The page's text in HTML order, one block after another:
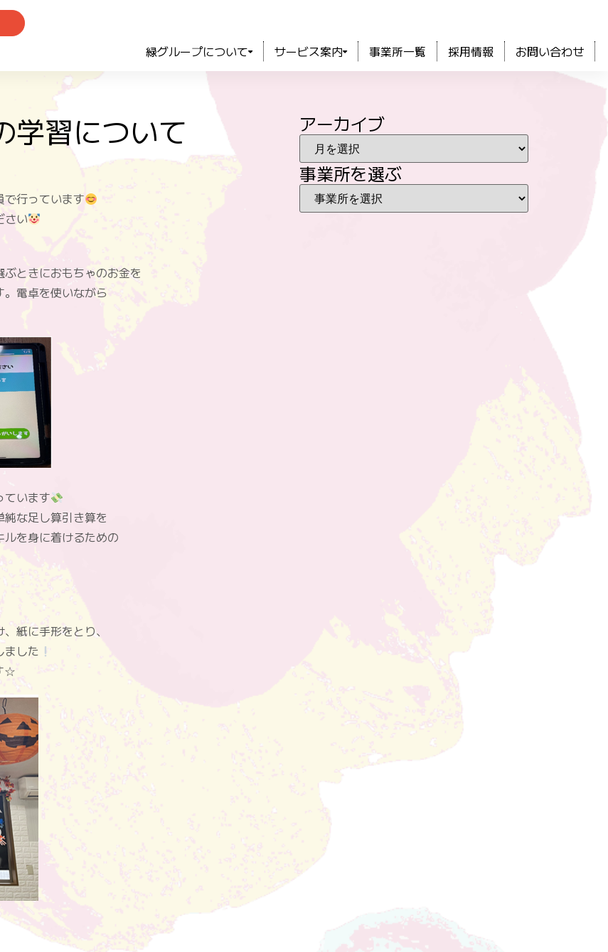
緑グループについて サービス案内 事業所一覧 採用情報 お問い合わせ
学習について
行っています
さい
ときにおもちゃのお金を
電卓を使いながら
ています
な足し算引き算を
を身に着けるための
紙に手形をとり、
ました
☆
アーカイブ
事業所を選ぶ